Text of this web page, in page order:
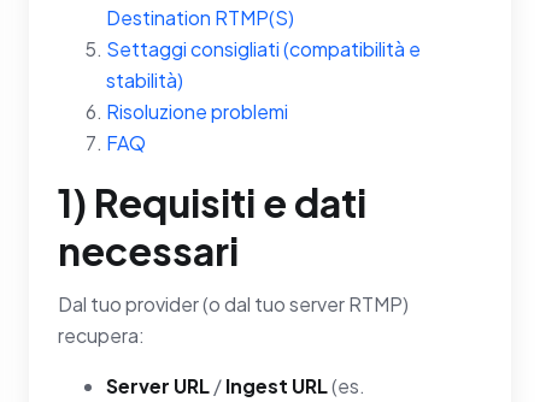
Destination RTMP(S)
Settaggi consigliati (compatibilità e
stabilità)
Risoluzione problemi
FAQ
1) Requisiti e dati
necessari
Dal tuo provider (o dal tuo server RTMP)
recupera:
Server URL/Ingest URL(es.